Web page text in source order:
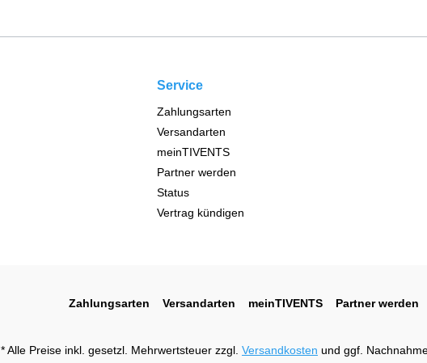
Service
Zahlungsarten
Versandarten
meinTIVENTS
Partner werden
Status
Vertrag kündigen
Zahlungsarten Versandarten meinTIVENTS Partner werden
* Alle Preise inkl. gesetzl. Mehrwertsteuer zzgl. Versandkosten und ggf.